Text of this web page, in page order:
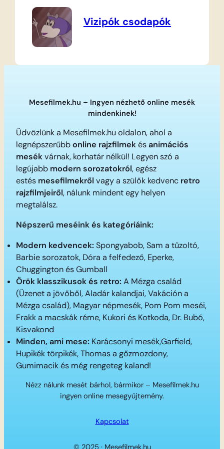
Vizipók csodapók
Mesefilmek.hu – Ingyen nézhető online mesék
mindenkinek!
Üdvözlünk a Mesefilmek.hu oldalon, ahol a
legnépszerűbbonline rajzfilmekésanimációs
mesékvárnak, korhatár nélkül! Legyen szó a
legújabb modern sorozatokról, egész
estés mesefilmekről vagy a szülők kedvenc retro
rajzfilmjeiről, nálunk mindent egy helyen
megtalálsz.
Népszerű meséink és kategóriáink:
Modern kedvencek: Spongyabob, Sam a tűzoltó,
Barbie sorozatok, Dóra a felfedező, Eperke,
Chuggington és Gumball
Örök klasszikusok és retro: A Mézga család
(Üzenet a jövőből, Aladár kalandjai, Vakáción a
Mézga család), Magyar népmesék, Pom Pom meséi,
Frakk a macskák réme, Kukori és Kotkoda, Dr. Bubó,
Kisvakond
Minden, ami mese: Karácsonyi mesék,Garfield,
Hupikék törpikék, Thomas a gőzmozdony,
Gumimacik és még rengeteg kaland!
Nézz nálunk mesét bárhol, bármikor – Mesefilmek.hu
ingyen online mesegyűjtemény.
Kapcsolat